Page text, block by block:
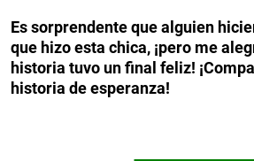
Es sorprendente que alguien
que hizo esta chica, ¡pero me
historia tuvo un final feliz!
historia de esperanza!